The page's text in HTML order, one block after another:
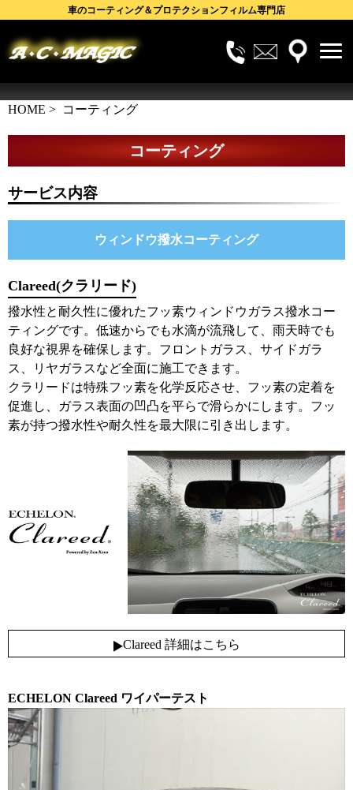
車のコーティング＆プロテクションフィルム専門店
株式会社A・C・MAGIC
の
問
せ
で
お
合
HOME > コーティング
コーティング
サービス内容
ウィンドウ撥水コーティング
Clareed(クラリード)
撥水性と耐久性に優れたフッ素ウィンドウガラス撥水コー
ティングです。低速からでも水滴が流飛して、雨天時でも
良好な視界を確保します。フロントガラス、サイドガラ
ス、リヤガラスなど全面に施工できます。
クラリードは特殊フッ素を化学反応させ、フッ素の定着を
促進し、ガラス表面の凹凸を平らで滑らかにします。フッ
素が持つ撥水性や耐久性を最大限に引き出します。
Clareed 詳細はこちら
ECHELON Clareed ワイパーテスト